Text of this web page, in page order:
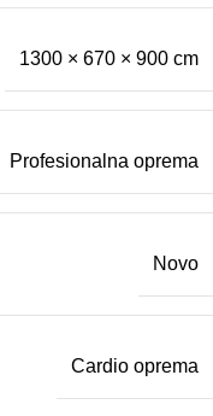
1300 × 670 × 900 cm
Profesionalna oprema
Novo
Cardio oprema